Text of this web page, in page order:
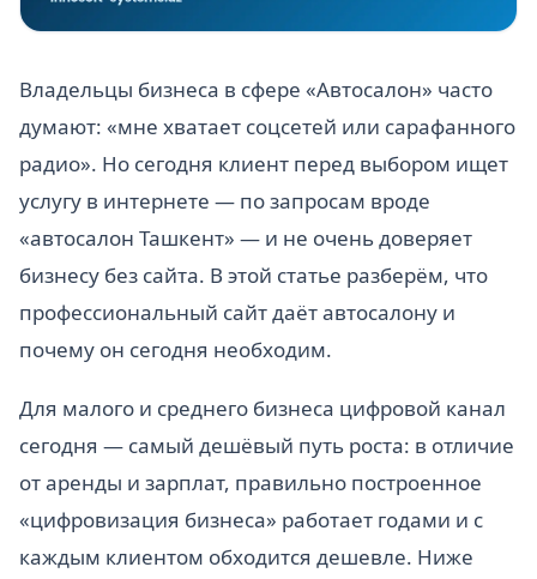
Владельцы бизнеса в сфере «Автосалон» часто
думают: «мне хватает соцсетей или сарафанного
радио». Но сегодня клиент перед выбором ищет
услугу в интернете — по запросам вроде
«автосалон Ташкент» — и не очень доверяет
бизнесу без сайта. В этой статье разберём, что
профессиональный сайт даёт автосалону и
почему он сегодня необходим.
Для малого и среднего бизнеса цифровой канал
сегодня — самый дешёвый путь роста: в отличие
от аренды и зарплат, правильно построенное
«цифровизация бизнеса» работает годами и с
каждым клиентом обходится дешевле. Ниже